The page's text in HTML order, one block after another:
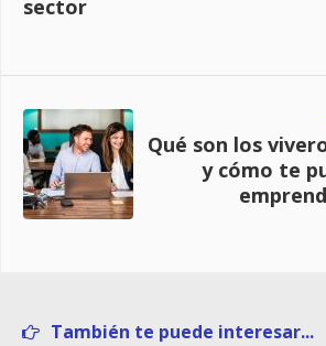
sector
Qué son los
y cómo te
También te puede interesar...